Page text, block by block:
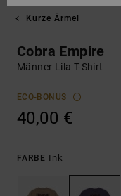
Kurze Ärmel
Cobra Empire
Männer Lila T-Shirt
ECO-BONUS
40,00 €
FARBE Ink